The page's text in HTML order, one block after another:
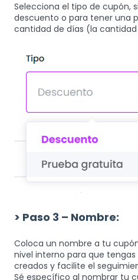
Selecciona el tipo de cupón,
descuento o para tener una
cantidad de días (la
> Paso 3 – Nombre:
Coloca un nombre a tu
nivel interno para que
creados y facilite el
Sé específico al nombrar tu